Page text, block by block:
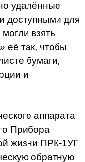
удалённые
доступными для
взять
её так, чтобы
бумаги,
и
аппарата
Прибора
жизни ПРК-1УГ
обратную